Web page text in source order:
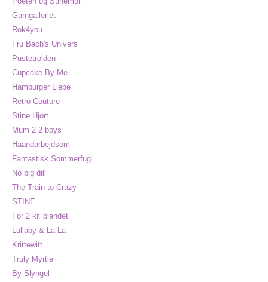
Garngalleriet
Rok4you
Fru Bach's Univers
Pustetrolden
Cupcake By Me
Hamburger Liebe
Retro Couture
Stine Hjort
Mum 2 2 boys
Haandarbejdsom
Fantastisk Sommerfugl
No big dill
The Train to Crazy
STINE
For 2 kr. blandet
Lullaby & La La
Krittewitt
Truly Myrtle
By Slyngel